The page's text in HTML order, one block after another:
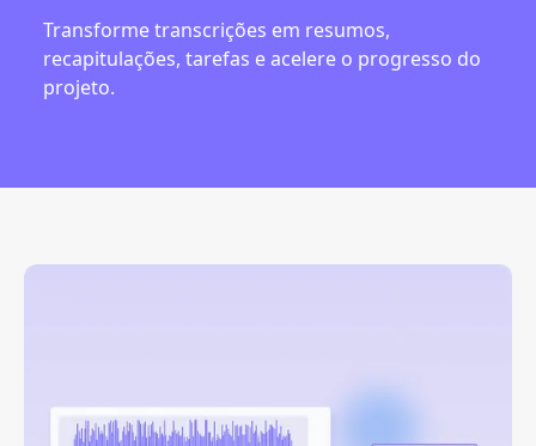
Transforme transcrições em resumos,
recapitulações, tarefas e acelere o progresso do
projeto.